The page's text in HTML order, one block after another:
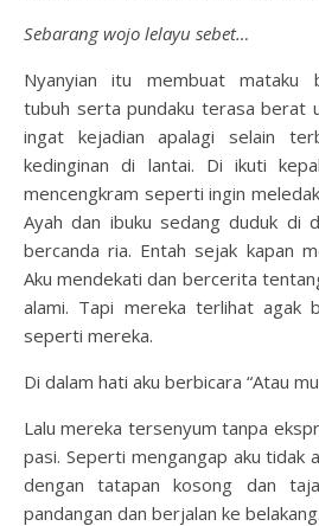
Sebarang wojo lelayu sebet…
Nyanyian itu membuat mataku
tubuh serta pundaku terasa berat
ingat kejadian apalagi selain
kedinginan di lantai. Di ikuti
mencengkram seperti ingin
Ayah dan ibuku sedang duduk di
bercanda ria. Entah sejak kapan
Aku mendekati dan bercerita
alami. Tapi mereka terlihat agak
seperti mereka.
Di dalam hati aku berbicara “Atau
Lalu mereka tersenyum tanpa
pasi. Seperti mengangap aku tidak
dengan tatapan kosong dan
pandangan dan berjalan ke belakang.